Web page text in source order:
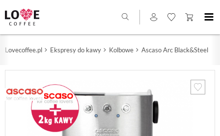
Lovecoffee.pl Ekspresy do kawy Kolbowe Ascaso Arc Black&Steel